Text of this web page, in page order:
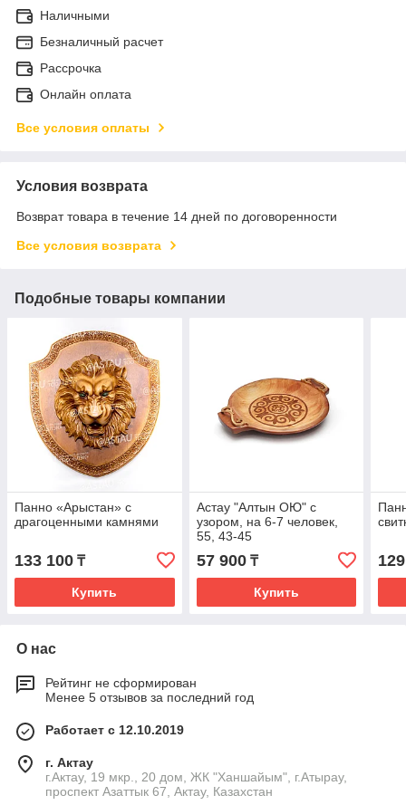
Наличными
Безналичный расчет
Рассрочка
Онлайн оплата
Все условия оплаты
Условия возврата
Возврат товара в течение 14 дней по договоренности
Все условия возврата
Подобные товары компании
Панно «Арыстан» с
драгоценными камнями
133 100 ₸
Купить
Астау "Алтын ОЮ" с
узором, на 6-7 человек,
55, 43-45
57 900₸
Купить
О нас
Рейтинг не сформирован
Менее 5 отзывов за последний год
Работает с 12.10.2019
г. Актау
г.Актау, 19 мкр., 20 дом, ЖК "Ханшайым", г.Атырау,
проспект Азаттык 67, Актау, Казахстан